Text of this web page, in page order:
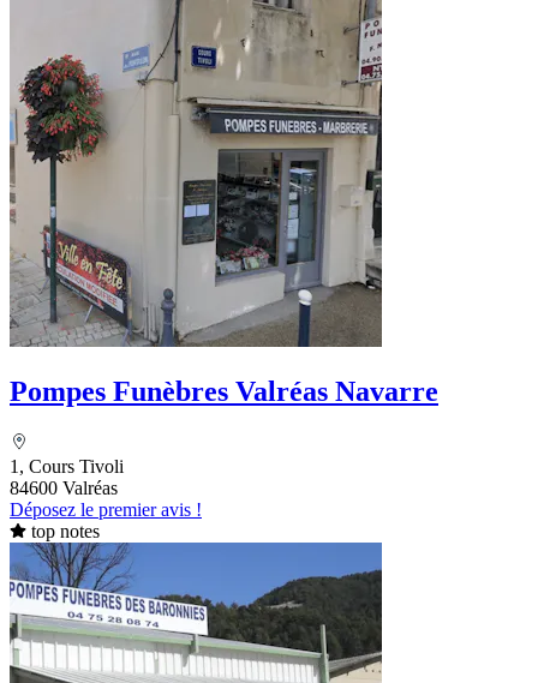
Pompes Funèbres Valréas Navarre
1, Cours Tivoli
84600 Valréas
Déposez le premier avis !
top notes